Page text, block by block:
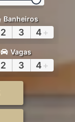
Banheiros
2 3 4 +
Vagas
2 3 4 +